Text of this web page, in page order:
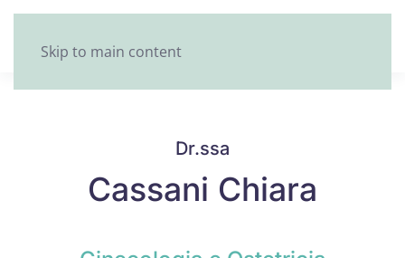
Skip to main content
Dr.ssa
Cassani Chiara